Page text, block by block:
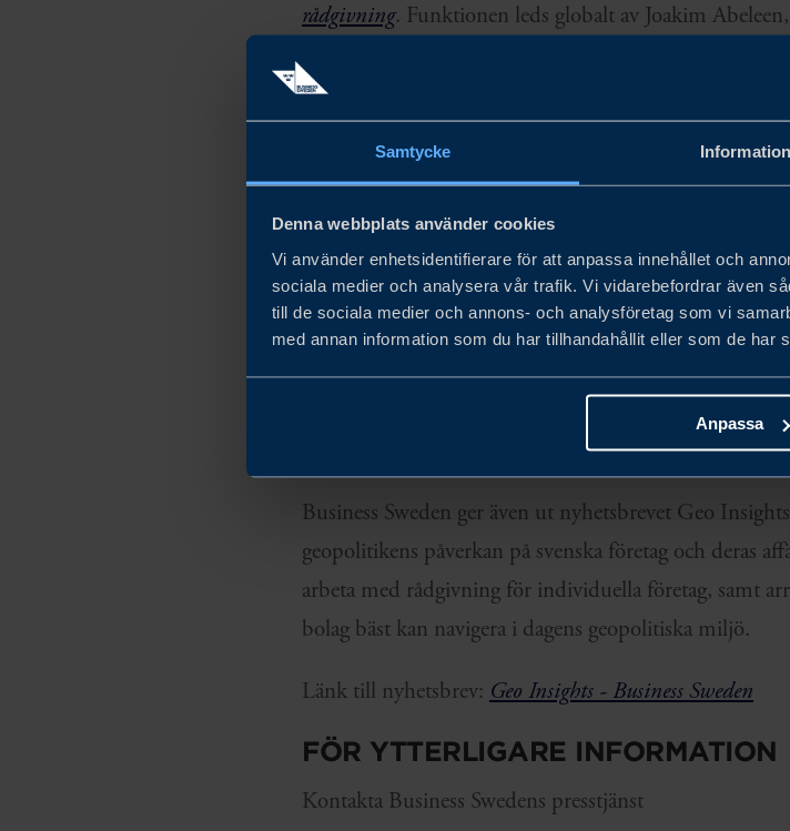
Samtycke Information
Denna webbplats använder cookies
Vi använder enhetsidentifierare för att anpassa innehållet och
sociala medier och analysera vår trafik. Vi vidarebefordrar även
till de sociala medier och annons- och analysföretag som vi
med annan information som du har tillhandahållit eller som de har
Anpassa
rådgivning. Funktionen leds globalt av Joakim
Östasien och Oceanien, med mångårig erfarenhet av
geopolitisk kontext. Teamet består av medarbetare
”Geopolitik har blivit en affärskritisk faktor som direkt
investeringar och expansion. Vårt mål är att hjälpa
identifiera de möjligheter som uppstår när nya allianser
Abeleen, global chef för Business Swedens funktion
Tillsammans med Business Swedens kollegor i mer
funktionen kombinera strategisk analys med operativ
typer av bolag och industrier, i alla utvecklingsstadier.
Business Sweden ger även ut nyhetsbrevet Geo
geopolitikens påverkan på svenska företag och deras
arbeta med rådgivning för individuella företag, samt
bolag bäst kan navigera i dagens geopolitiska miljö.
Länk till nyhetsbrev: Geo Insights - Business Sweden
FÖR YTTERLIGARE INFORMATION
Kontakta Business Swedens presstjänst